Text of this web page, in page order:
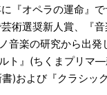
『オペラの運命』
術選奨新人賞、『
音楽の研究から出
ルト』(ちくまプリマ
)および『クラシッ